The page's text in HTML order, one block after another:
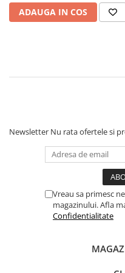
Geci Copii
Caciuli Copii
Jucarii de baie
Jucarii de sortat
Jucarii interactive bebelusi
Jucarii pentru carucioare si
Jocuri si jucarii educative
ADAUGA IN COS
Newsletter Nu rata ofertele si
Vreau sa primesc
magazinului. Afla
Confidentialitate